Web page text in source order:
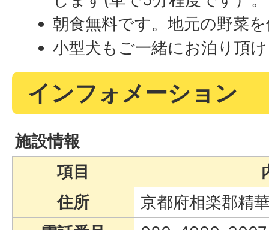
朝食無料です。地元の野菜
小型犬もご一緒にお泊り頂
インフォメーション
施設情報
項目
住所
京都府相楽郡精